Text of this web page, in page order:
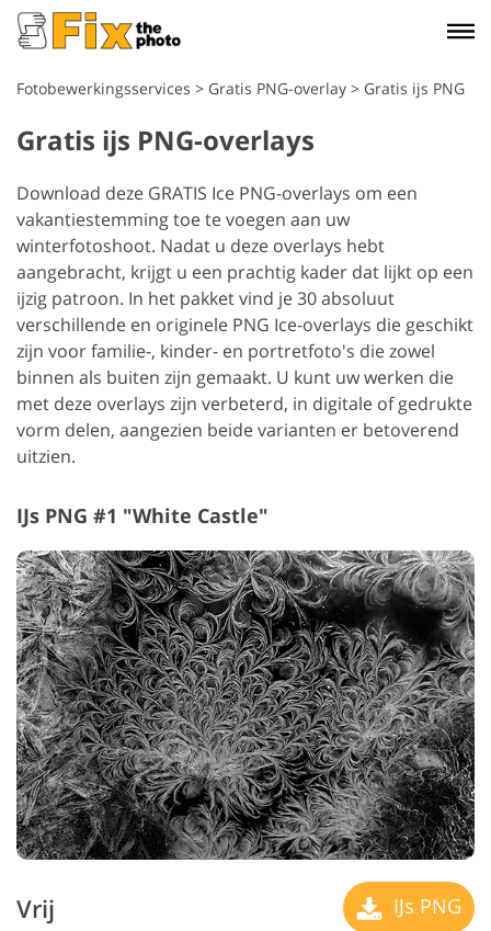
Fotobewerkingsservices > Gratis PNG-overlay > Gratis ijs PNG
Gratis ijs PNG-overlays
Download deze GRATIS Ice PNG-overlays om een
vakantiestemming toe te voegen aan uw
winterfotoshoot. Nadat u deze overlays hebt
aangebracht, krijgt u een prachtig kader dat lijkt op een
ijzig patroon. In het pakket vind je 30 absoluut
verschillende en originele PNG Ice-overlays die geschikt
zijn voor familie-, kinder- en portretfoto's die zowel
binnen als buiten zijn gemaakt. U kunt uw werken die
met deze overlays zijn verbeterd, in digitale of gedrukte
vorm delen, aangezien beide varianten er betoverend
uitzien.
IJs PNG #1 "White Castle"
Vrij IJs PNG